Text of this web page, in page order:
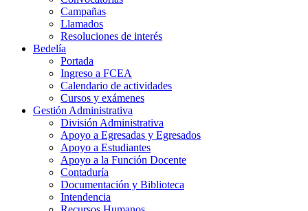
Campañas
Llamados
Resoluciones de interés
Bedelía
Portada
Ingreso a FCEA
Calendario de actividades
Cursos y exámenes
Gestión Administrativa
División Administrativa
Apoyo a Egresadas y Egresados
Apoyo a Estudiantes
Apoyo a la Función Docente
Contaduría
Documentación y Biblioteca
Intendencia